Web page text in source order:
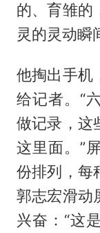
的、育雏的
灵的灵动瞬
他掏出手机
给记者。“
做记录，这
这里面。”
份排列，每
郭志宏滑动
兴奋：“这